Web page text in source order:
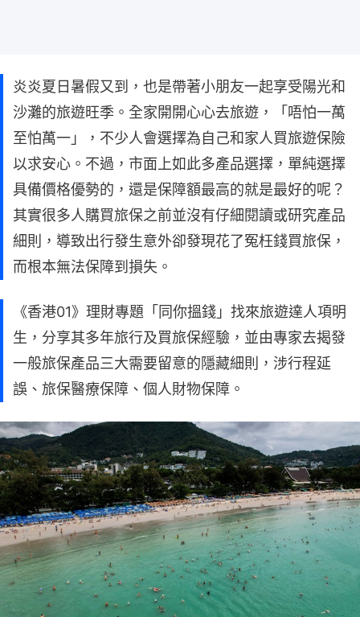
炎炎夏日暑假又到，也是帶著小朋友一起享受陽光和
沙灘的旅遊旺季。全家開開心心去旅遊，「唔怕一萬
至怕萬一」，不少人會選擇為自己和家人買旅遊保險
以求安心。不過，市面上如此多產品選擇，單純選擇
具備價格優勢的，還是保障額最高的就是最好的呢？
其實很多人購買旅保之前並沒有仔細閱讀或研究產品
細則，導致出行發生意外卻發現花了冤枉錢買旅保，
而根本無法保障到損失。
《香港01》理財專題「同你搵錢」找來旅遊達人項明
生，分享其多年旅行及買旅保經驗，並由專家去揭發
一般旅保產品三大需要留意的隱藏細則，涉行程延
誤、旅保醫療保障、個人財物保障。